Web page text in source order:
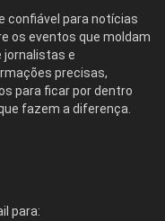
confiável para notícias
os eventos que moldam
jornalistas e
precisas,
para ficar por dentro
fazem a diferença.
para: